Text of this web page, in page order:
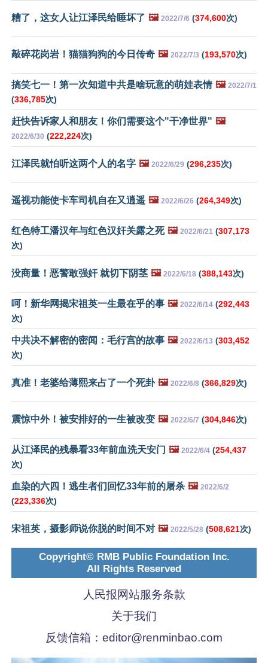
糟了，这女人让江泽民给睡坏了 🖼️ 2022/7/6 (374,600次)
敲碎花岗岩！猫猫狗狗的今日传奇 🖼️ 2022/7/3 (193,570次)
搞笑七一！第一次知道中共是啥玩意的萌娃表情 🖼️ 2022/7/1
(336,785次)
赶快告诉家人和朋友！你们需要这个"干净世界" 🖼️
2022/6/30 (222,224次)
江泽民就怕听这两个人的名字 🖼️ 2022/6/29 (296,235次)
遥视功能使卡车司机自在又逍遥 🖼️ 2022/6/26 (264,349次)
红色特工潘汉年与红色汉奸关露之死 🖼️ 2022/6/21 (307,173
次)
没商量！恶警敢强奸 就切下阴茎 🖼️ 2022/6/18 (388,143次)
呵！新华网揭宋祖英一生最在乎的事 🖼️ 2022/6/14 (292,443
次)
中共决不解密的密闻：毛行宫的故事 🖼️ 2022/6/13 (303,452
次)
真准！老婆给薄熙来占了一个死卦 🖼️ 2022/6/8 (366,829次)
震惊中外！被安排好的一生被改变 🖼️ 2022/6/7 (304,846次)
从江泽民的残暴看33年前血洗天安门 🖼️ 2022/6/4 (254,437
次)
血染的六四！逃生者们回忆33年前的屠杀 🖼️ 2022/6/2
(223,336次)
宋祖英，摄影师说你脱的时间不对 🖼️ 2022/5/28 (508,621次)
Copyright© RMB Public Foundation Inc.
All Rights Reserved
人民报网站服务条款
关于我们
反馈信箱： editor@renminbao.com